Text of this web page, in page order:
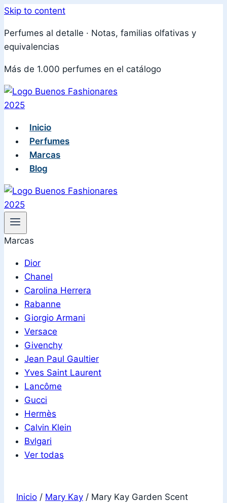
Skip to content
Perfumes al detalle · Notas, familias olfativas y
equivalencias
Más de 1.000 perfumes en el catálogo
Inicio
Perfumes
Marcas
Blog
Marcas
Dior
Chanel
Carolina Herrera
Rabanne
Giorgio Armani
Versace
Givenchy
Jean Paul Gaultier
Yves Saint Laurent
Lancôme
Gucci
Hermès
Calvin Klein
Bvlgari
Ver todas
Inicio / Mary Kay / Mary Kay Garden Scent